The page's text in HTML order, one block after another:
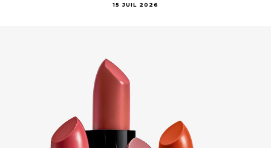
15 JUIL 2026